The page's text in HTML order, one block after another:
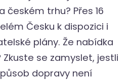
českém trhu? Přes 16
Česku k dispozici i
plány. Že nabídka
Zkuste se zamyslet, jestli
dopravy není